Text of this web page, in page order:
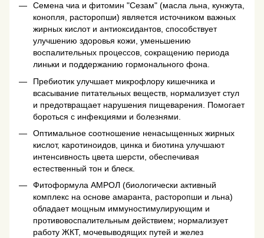
Семена чиа и фитомин "Сезам" (масла льна, кунжута,
конопля, расторопши) является источником важных
жирных кислот и антиоксидантов, способствует
улучшению здоровья кожи, уменьшению
воспалительных процессов, сокращению периода
линьки и поддержанию гормонального фона.
Пребиотик улучшает микрофлору кишечника и
всасывание питательных веществ, нормализует стул
и предотвращает нарушения пищеварения. Помогает
бороться с инфекциями и болезнями.
Оптимальное соотношение ненасыщенных жирных
кислот, каротиноидов, цинка и биотина улучшают
интенсивность цвета шерсти, обеспечивая
естественный тон и блеск.
Фитоформула АМРОЛ (биологически активный
комплекс на основе амаранта, расторопши и льна)
обладает мощным иммуностимулирующим и
противовоспалительным действием; нормализует
работу ЖКТ, мочевыводящих путей и желез